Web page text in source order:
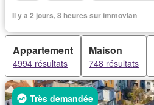
Il y a 2 jours, 8 heures sur immovlan
Appartement
4994 résultats
Maison
748 résultats
Très demandée